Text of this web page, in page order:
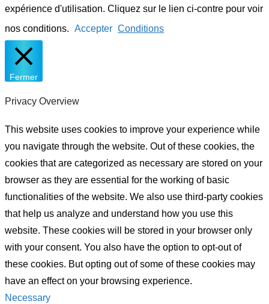
expérience d'utilisation. Cliquez sur le lien ci-contre pour voir
nos conditions. Accepter Conditions
Fermer
Privacy Overview
This website uses cookies to improve your experience while
you navigate through the website. Out of these cookies, the
cookies that are categorized as necessary are stored on your
browser as they are essential for the working of basic
functionalities of the website. We also use third-party cookies
that help us analyze and understand how you use this
website. These cookies will be stored in your browser only
with your consent. You also have the option to opt-out of
these cookies. But opting out of some of these cookies may
have an effect on your browsing experience.
Necessary